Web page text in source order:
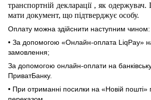
транспортній декларації , як одержувач.
мати документ, що підтверджує особу.
Оплату можна здійснити наступним чином:
• За допомогою «Онлайн-оплата LiqPay» на
замовлення;
За допомогою онлайн-оплати на
ПриватБанку.
• При отриманні посилки на «Новій пошті»